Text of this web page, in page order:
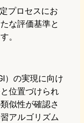
プロセスにお
な評価基準と
。
）の実現に向け
位置づけられ
似性が確認さ
アルゴリズム